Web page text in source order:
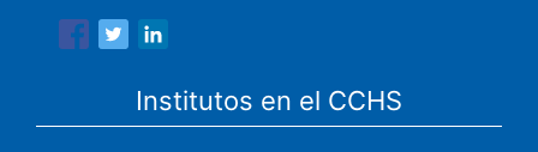
Institutos en el CCHS